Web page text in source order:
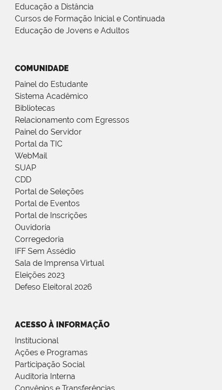
Educação a Distância
Cursos de Formação Inicial e Continuada
Educação de Jovens e Adultos
COMUNIDADE
Painel do Estudante
Sistema Acadêmico
Bibliotecas
Relacionamento com Egressos
Painel do Servidor
Portal da TIC
WebMail
SUAP
CDD
Portal de Seleções
Portal de Eventos
Portal de Inscrições
Ouvidoria
Corregedoria
IFF Sem Assédio
Sala de Imprensa Virtual
Eleições 2023
Defeso Eleitoral 2026
ACESSO À INFORMAÇÃO
Institucional
Ações e Programas
Participação Social
Auditoria Interna